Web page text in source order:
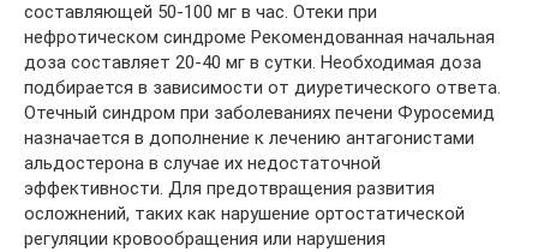
составляющей 50-100 мг в час. Отеки при
нефротическом синдроме Рекомендованная начальная
доза составляет 20-40 мг в сутки. Необходимая доза
подбирается в зависимости от диуретического ответа.
Отечный синдром при заболеваниях печени Фуросемид
назначается в дополнение к лечению антагонистами
альдостерона в случае их недостаточной
эффективности. Для предотвращения развития
осложнений, таких как нарушение ортостатической
регуляции кровообращения или нарушения